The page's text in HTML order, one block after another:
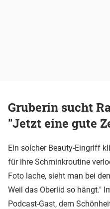
Gruberin sucht
"Jetzt eine gute
Ein solcher Beauty-Eingriff
für ihre Schminkroutine
Foto lache, sieht man bei
Weil das Oberlid so hängt."
Podcast-Gast, dem